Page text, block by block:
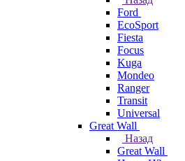
Ford
EcoSport
Fiesta
Focus
Kuga
Mondeo
Ranger
Transit
Universal
Great Wall
Назад
Great Wall